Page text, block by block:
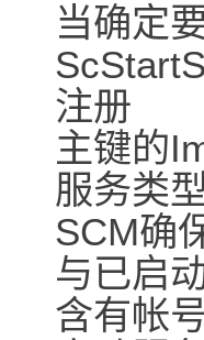
当确定
注册
主键的
服务类
SCM确
与已启
含有帐